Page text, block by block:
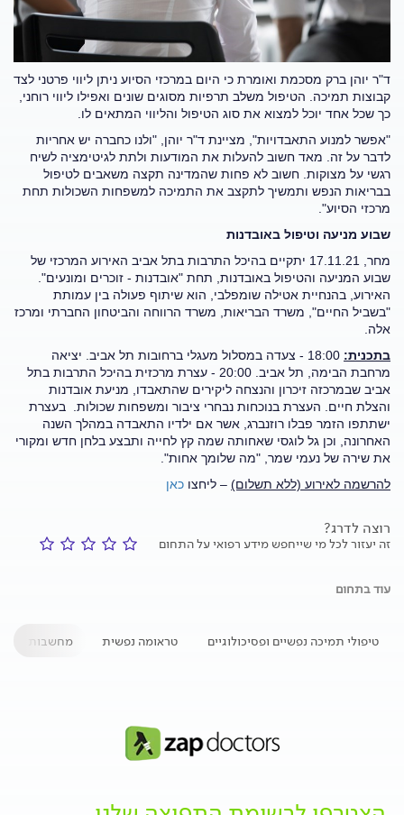
ד"ר יוהן ברק מסכמת ואומרת כי היום במרכזי הסיוע ניתן ליווי פרטני לצד
קבוצות תמיכה. הטיפול משלב תרפיות מסוגים שונים ואפילו ליווי רוחני,
כך שכל אחד יוכל למצוא את סוג הטיפול והליווי המתאים לו.
"אפשר למנוע התאבדויות", מציינת ד"ר יוהן, "ולנו כחברה יש אחריות
לדבר על זה. מאד חשוב להעלות את המודעות ולתת לגיטימציה לשיח
רגשי על מצוקות. חשוב לא פחות שהמדינה תקצה משאבים לטיפול
בבריאות הנפש ותמשיך לתקצב את התמיכה למשפחות השכולות תחת
מרכזי הסיוע".
שבוע מניעה וטיפול באובדנות
מחר, 17.11.21 יתקיים בהיכל התרבות בתל אביב האירוע המרכזי של
שבוע המניעה והטיפול באובדנות, תחת "אובדנות - זוכרים ומונעים".
האירוע, בהנחיית אטילה שומפלבי, הוא שיתוף פעולה בין עמותת
"בשביל החיים", משרד הבריאות, משרד הרווחה והביטחון החברתי ומרכז
אלה.
בתכנית:
18:00 - צעדה במסלול מעגלי ברחובות תל אביב. יציאה
מרחבת הבימה, תל אביב. 20:00 - עצרת מרכזית בהיכל התרבות בתל
אביב שבמרכזה זיכרון והנצחה ליקירים שהתאבדו, מניעת אובדנות
והצלת חיים. העצרת בנוכחות נבחרי ציבור ומשפחות שכולות. בעצרת
ישתתפו הזמר פבלו רוזנברג, אשר אם ילדיו התאבדה במהלך השנה
האחרונה, וכן גל לוגסי שאחותה שמה קץ לחייה ותבצע בלחן חדש ומקורי
את שירה של נעמי שמר, "מה שלומך אחות".
להרשמה לאירוע (ללא תשלום) – ליחצו כאן
רוצה לדרג?
זה יעזור לכל מי שייחפש מידע רפואי על התחום
עוד בתחום
טיפולי תמיכה נפשיים ופסיכולוגיים טראומה נפשית מחשבות